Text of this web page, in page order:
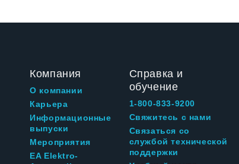
Компания
О компании
Карьера
Информационные
выпуски
Мероприятия
EA Elektro-
Справка и
обучение
1-800-833-9200
Свяжитесь с нами
Связаться со
службой технической
поддержки